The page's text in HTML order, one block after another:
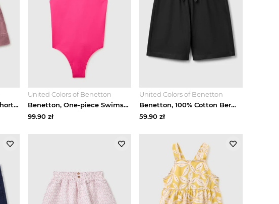
Benetton, Linen Blend Shorts With Sash, Mauve, Kids United Colors Of Benetton
United Colors of Benetton
Benetton, One-piece Swimsuit With Bow, Fuchsia, Kids United Colors Of Benetton
99.90 zł
United Colors of Benetton
Benetton, 100% Cotton Bermuda Shorts, Black, Kids United Colors Of Benetton
59.90 zł